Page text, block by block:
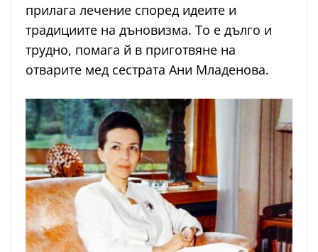
прилага лечение според идеите и
традициите на дъновизма. То е дълго и
трудно, помага й в приготвяне на
отварите мед сестрата Ани Младенова.